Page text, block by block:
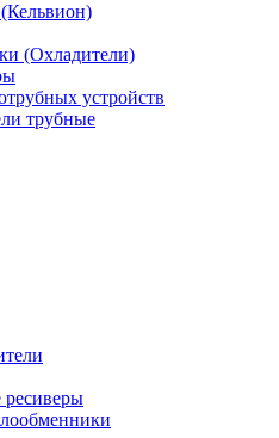
(Охладители)
устройств
трубные